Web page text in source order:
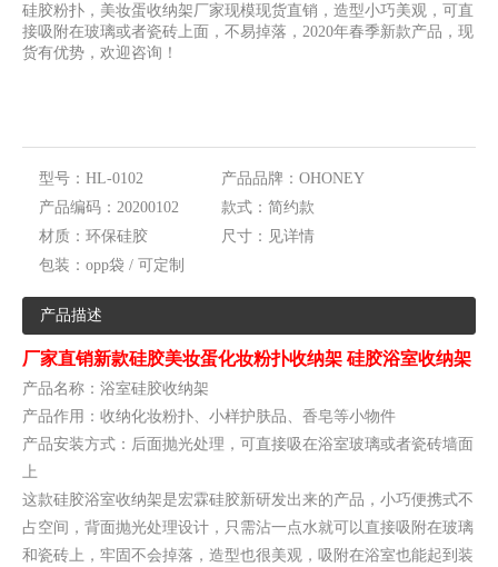
硅胶粉扑，美妆蛋收纳架厂家现模现货直销，造型小巧美观，可直
接吸附在玻璃或者瓷砖上面，不易掉落，2020年春季新款产品，现
货有优势，欢迎咨询！
型号： HL-0102 产品品牌： OHONEY
产品编码： 20200102 款式： 简约款
材质： 环保硅胶 尺寸： 见详情
包装： opp袋 / 可定制
产品描述
厂家直销新款硅胶美妆蛋化妆粉扑收纳架 硅胶浴室收纳架
产品名称：浴室硅胶收纳架
产品作用：收纳化妆粉扑、小样护肤品、香皂等小物件
产品安装方式：后面抛光处理，可直接吸在浴室玻璃或者瓷砖墙面
上
这款硅胶浴室收纳架是宏霖硅胶新研发出来的产品，小巧便携式不
占空间，背面抛光处理设计，只需沾一点水就可以直接吸附在玻璃
和瓷砖上，牢固不会掉落，造型也很美观，吸附在浴室也能起到装